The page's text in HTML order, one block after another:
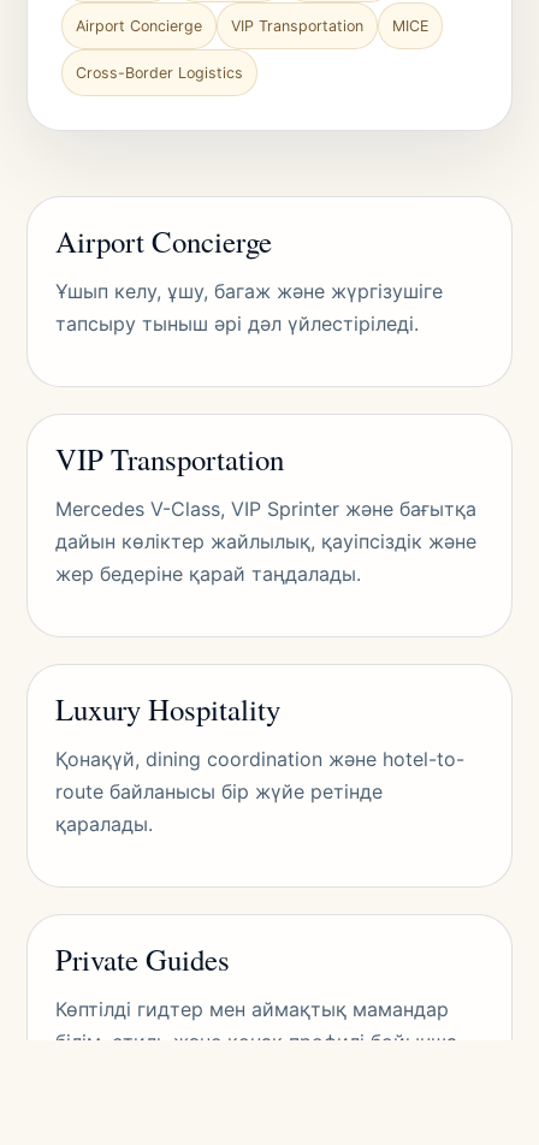
Airport Concierge VIP Transportation MICE
Cross-Border Logistics
Airport Concierge
Ұшып келу, ұшу, багаж және жүргізушіге
тапсыру тыныш әрі дәл үйлестіріледі.
VIP Transportation
Mercedes V-Class, VIP Sprinter және бағытқа
дайын көліктер жайлылық, қауіпсіздік және
жер бедеріне қарай таңдалады.
Luxury Hospitality
Қонақүй, dining coordination және hotel-to-
route байланысы бір жүйе ретінде
қаралады.
Private Guides
Көптілді гидтер мен аймақтық мамандар
білім, стиль және қонақ профилі бойынша